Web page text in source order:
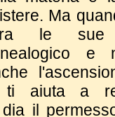
Ma
le sue
e
ti aiuta a
il